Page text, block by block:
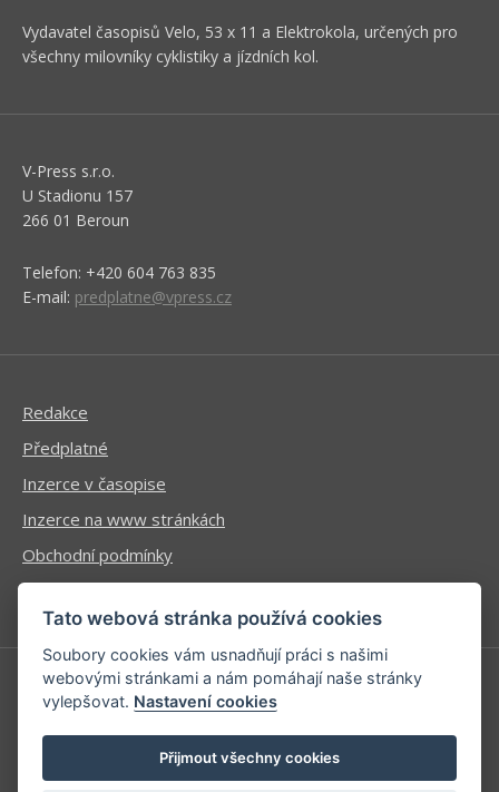
Vydavatel časopisů Velo, 53 x 11 a Elektrokola, určených pro
všechny milovníky cyklistiky a jízdních kol.
V-Press s.r.o.
U Stadionu 157
266 01 Beroun
Telefon: +420 604 763 835
E-mail: predplatne@vpress.cz
Redakce
Předplatné
Inzerce v časopise
Inzerce na www stránkách
Obchodní podmínky
Ochrana osobních údajů
Příhlášení | Registrace
Kontaktní informace
Mapa stránek
Tato webová stránka používá cookies
Soubory cookies vám usnadňují práci s našimi
webovými stránkami a nám pomáhají naše stránky
vylepšovat. Nastavení cookies
Přijmout všechny cookies